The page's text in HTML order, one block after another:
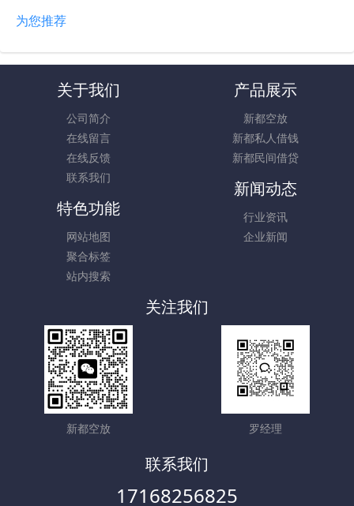
为您推荐
关于我们
公司简介
在线留言
在线反馈
联系我们
产品展示
新都空放
新都私人借钱
新都民间借贷
新闻动态
行业资讯
企业新闻
特色功能
网站地图
聚合标签
站内搜索
关注我们
新都空放 罗经理
联系我们
17168256825